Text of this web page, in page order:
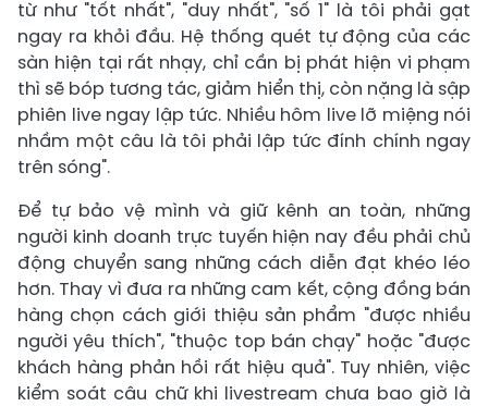
từ như "tốt nhất", "duy nhất", "số 1" là tôi phải gạt
ngay ra khỏi đầu. Hệ thống quét tự động của các
sàn hiện tại rất nhạy, chỉ cần bị phát hiện vi phạm
thì sẽ bóp tương tác, giảm hiển thị, còn nặng là sập
phiên live ngay lập tức. Nhiều hôm live lỡ miệng nói
nhầm một câu là tôi phải lập tức đính chính ngay
trên sóng".
Để tự bảo vệ mình và giữ kênh an toàn, những
người kinh doanh trực tuyến hiện nay đều phải chủ
động chuyển sang những cách diễn đạt khéo léo
hơn. Thay vì đưa ra những cam kết, cộng đồng bán
hàng chọn cách giới thiệu sản phẩm "được nhiều
người yêu thích", "thuộc top bán chạy" hoặc "được
khách hàng phản hồi rất hiệu quả". Tuy nhiên, việc
kiểm soát câu chữ khi livestream chưa bao giờ là